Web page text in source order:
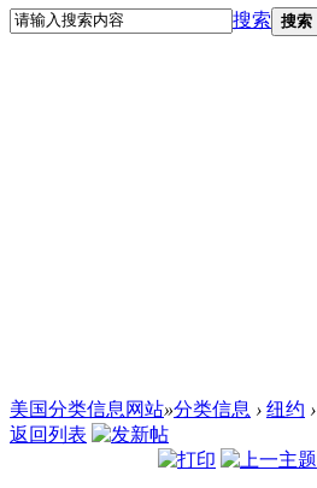
搜索 搜索
美国分类信息网站»分类信息 › 纽约 ›
返回列表